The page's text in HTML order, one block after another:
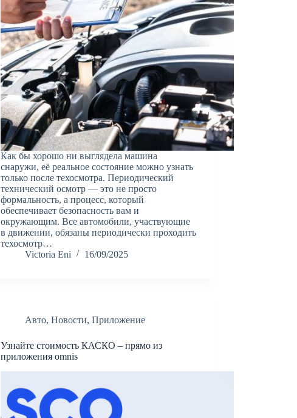
Как бы хорошо ни выглядела машина
снаружи, её реальное состояние можно узнать
только после техосмотра. Периодический
технический осмотр — это не просто
формальность, а процесс, который
обеспечивает безопасность вам и
окружающим. Все автомобили, участвующие
в движении, обязаны периодически проходить
техосмотр…
Victoria Eni
16/09/2025
Авто,Новости,Приложение
Узнайте стоимость КАСКО – прямо из
приложения omnis